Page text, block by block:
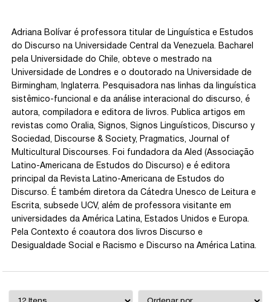
Adriana Bolívar é professora titular de Linguística e Estudos
do Discurso na Universidade Central da Venezuela. Bacharel
pela Universidade do Chile, obteve o mestrado na
Universidade de Londres e o doutorado na Universidade de
Birmingham, Inglaterra. Pesquisadora nas linhas da linguística
sistêmico-funcional e da análise interacional do discurso, é
autora, compiladora e editora de livros. Publica artigos em
revistas como Oralia, Signos, Signos Linguísticos, Discurso y
Sociedad, Discourse & Society, Pragmatics, Journal of
Multicultural Discourses. Foi fundadora da Aled (Associação
Latino-Americana de Estudos do Discurso) e é editora
principal da Revista Latino-Americana de Estudos do
Discurso. É também diretora da Cátedra Unesco de Leitura e
Escrita, subsede UCV, além de professora visitante em
universidades da América Latina, Estados Unidos e Europa.
Pela Contexto é coautora dos livros Discurso e
Desigualdade Social e Racismo e Discurso na América Latina.